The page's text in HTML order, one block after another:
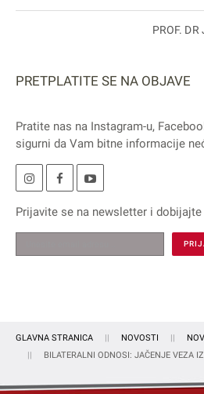
PROF.
PRETPLATITE SE NA OBJAVE
Pratite nas na Instagram-u,
sigurni da Vam bitne informacije
Prijavite se na newsletter i
GLAVNA STRANICA NOVOSTI
BILATERALNI ODNOSI: JAČENJE VEZA